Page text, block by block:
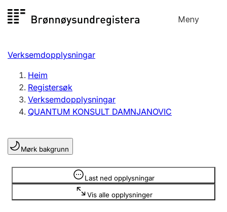
til
Meny
Registersøk
Aksjeselskap
Enkeltpersonføretak
Registrere, endre, slette
Lag og foreining
Registrere, endre, slette
Verksemdopplysningar
Heim
Registersøk
Verksemdopplysningar
QUANTUM KONSULT DAMNJANOVIC
Mørk bakgrunn
Last ned opplysningar
Vis alle opplysninger
Opplysninger er skjult